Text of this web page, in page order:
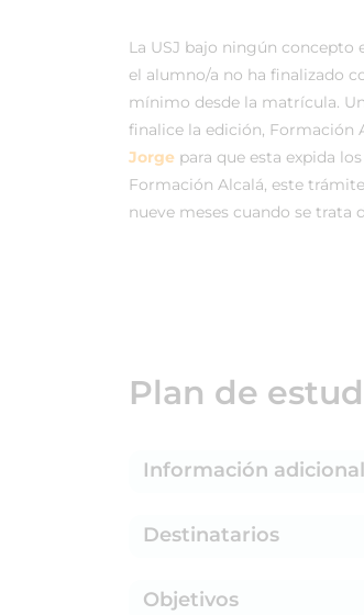
La USJ bajo ningún
el alumno/a no ha finalizado
mínimo desde la matrícula.
finalice la edición, Formación
Jorge para que esta expida
Formación Alcalá, este
nueve meses cuando se trata
Plan de
Información adicional
Destinatarios
Objetivos